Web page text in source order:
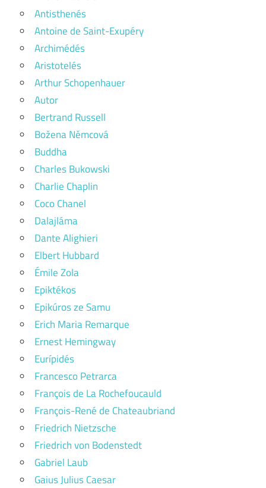
Antisthenés
Antoine de Saint-Exupéry
Archimédés
Aristotelés
Arthur Schopenhauer
Autor
Bertrand Russell
Božena Němcová
Buddha
Charles Bukowski
Charlie Chaplin
Coco Chanel
Dalajláma
Dante Alighieri
Elbert Hubbard
Émile Zola
Epiktékos
Epikúros ze Samu
Erich Maria Remarque
Ernest Hemingway
Eurípidés
Francesco Petrarca
François de La Rochefoucauld
François-René de Chateaubriand
Friedrich Nietzsche
Friedrich von Bodenstedt
Gabriel Laub
Gaius Julius Caesar